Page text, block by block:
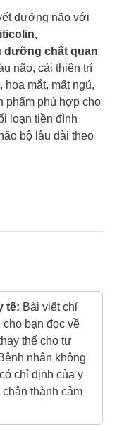
dưỡng não với
dưỡng chất quan
não, cải thiện trí
hoa mắt, mất ngủ,
phẩm phù hợp cho
loạn tiền đình
bộ lâu dài theo
tế: Bài viết chỉ
cho bạn đọc về
thế cho tư
nhân không
chỉ định của y
thành cảm